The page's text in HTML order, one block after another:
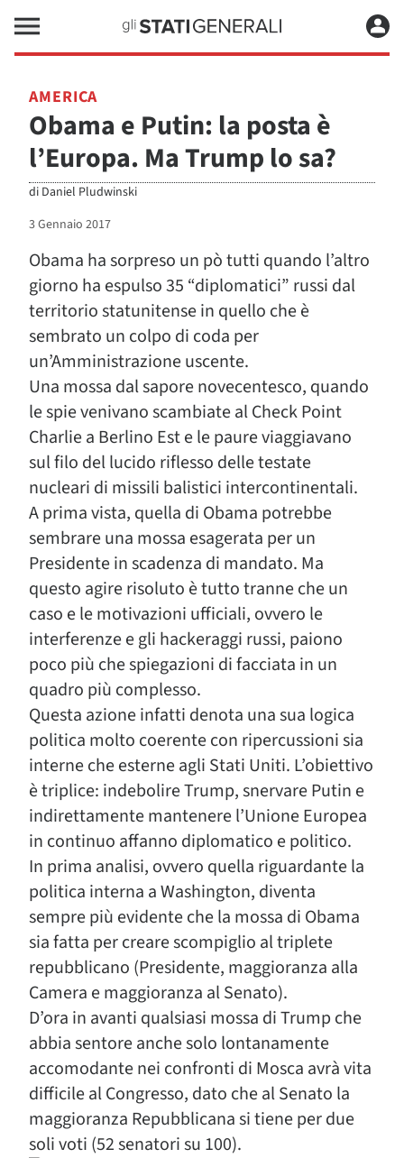
AMERICA
Obama e Putin: la posta è
l’Europa. Ma Trump lo sa?
di Daniel Pludwinski
3 Gennaio 2017
Obama ha sorpreso un pò tutti quando l’altro
giorno ha espulso 35 “diplomatici” russi dal
territorio statunitense in quello che è
sembrato un colpo di coda per
un’Amministrazione uscente.
Una mossa dal sapore novecentesco, quando
le spie venivano scambiate al Check Point
Charlie a Berlino Est e le paure viaggiavano
sul filo del lucido riflesso delle testate
nucleari di missili balistici intercontinentali.
A prima vista, quella di Obama potrebbe
sembrare una mossa esagerata per un
Presidente in scadenza di mandato. Ma
questo agire risoluto è tutto tranne che un
caso e le motivazioni ufficiali, ovvero le
interferenze e gli hackeraggi russi, paiono
poco più che spiegazioni di facciata in un
quadro più complesso.
Questa azione infatti denota una sua logica
politica molto coerente con ripercussioni sia
interne che esterne agli Stati Uniti. L’obiettivo
è triplice: indebolire Trump, snervare Putin e
indirettamente mantenere l’Unione Europea
in continuo affanno diplomatico e politico.
In prima analisi, ovvero quella riguardante la
politica interna a Washington, diventa
sempre più evidente che la mossa di Obama
sia fatta per creare scompiglio al triplete
repubblicano (Presidente, maggioranza alla
Camera e maggioranza al Senato).
D’ora in avanti qualsiasi mossa di Trump che
abbia sentore anche solo lontanamente
accomodante nei confronti di Mosca avrà vita
difficile al Congresso, dato che al Senato la
maggioranza Repubblicana si tiene per due
soli voti (52 senatori su 100).